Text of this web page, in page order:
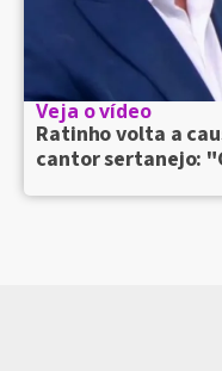
Veja o vídeo
Ratinho volta a
cantor sertanejo: